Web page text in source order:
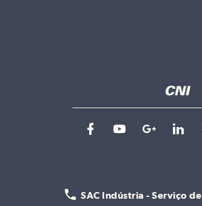
SAC Indústria - Serviço de